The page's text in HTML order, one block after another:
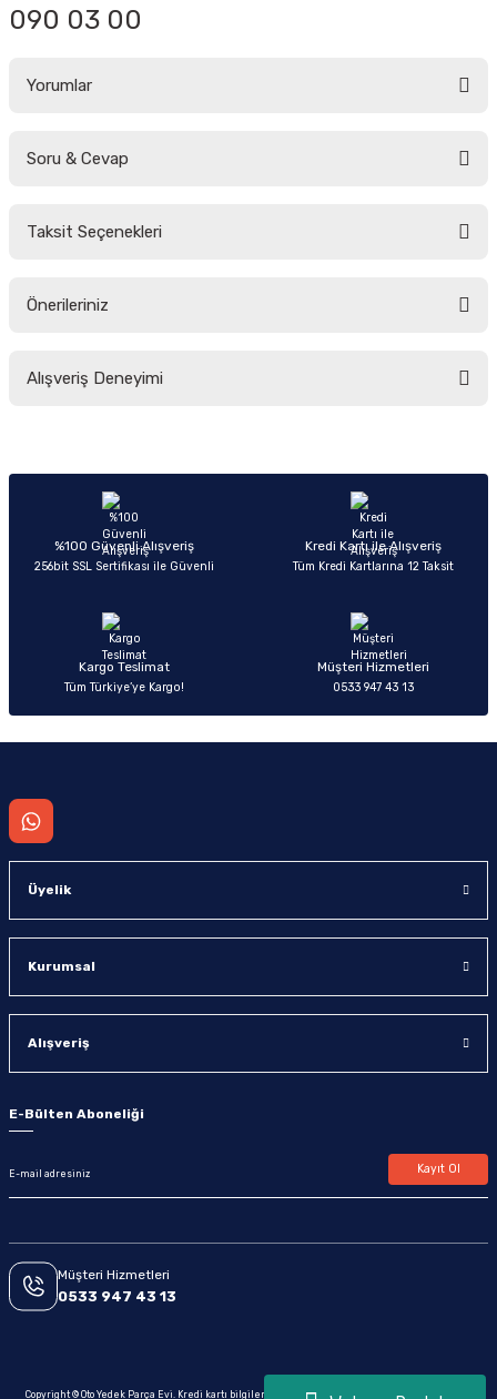
090 03 00
Yorumlar
Soru & Cevap
Taksit Seçenekleri
Önerileriniz
yetersiz gördüğünüz noktaları öneri formunu kullanarak tarafımıza
Ürün açıklamasında eksik bilgiler bulunuyor.
Ürün bilgilerinde hatalar bulunuyor.
Ürün fiyatı diğer sitelerden daha pahalı.
Alışveriş Deneyimi
Sitemize ilk yorumu siz yapın!
%100 Güvenli Alışveriş
256bit SSL Sertifikası ile Güvenli
Kredi Kartı ile Alışveriş
Tüm Kredi Kartlarına 12 Taksit
Kargo Teslimat
Tüm Türkiye’ye Kargo!
Müşteri Hizmetleri
0533 947 43 13
Üyelik
Kurumsal
Alışveriş
E-Bülten Aboneliği
Kayıt Ol
Müşteri Hizmetleri
0533 947 43 13
Copyright © Oto Yedek Parça Evi. Kredi kartı bilgileriniz 256bit SSL sertifikası ile korunmaktadır.